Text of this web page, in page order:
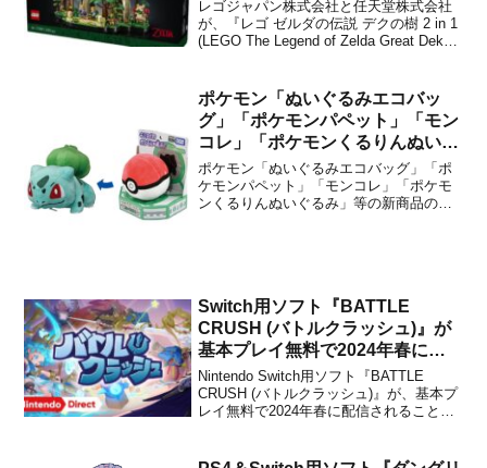
レゴジャパン株式会社と任天堂株式会社
が、『レゴ ゼルダの伝説 デクの樹 2 in 1
(LEGO The Legend of Zelda Great Deku
「マリオ」や「ドンキーコング」...
ポケモン「ぬいぐるみエコバッ
グ」「ポケモンパペット」「モン
コレ」「ポケモンくるりんぬいぐ
るみ」等の新商品の予約が開始！
ポケモン「ぬいぐるみエコバッグ」「ポ
ケモンパペット」「モンコレ」「ポケモ
ンくるりんぬいぐるみ」等の新商品の予
Switch用ソフト『BATTLE
CRUSH (バトルクラッシュ)』が
基本プレイ無料で2024年春に配
信決定！
Nintendo Switch用ソフト『BATTLE
CRUSH (バトルクラッシュ)』が、基本プ
レイ無料で2024年春に配信されることが
ャラクターたちが生き残りをかけて熾烈